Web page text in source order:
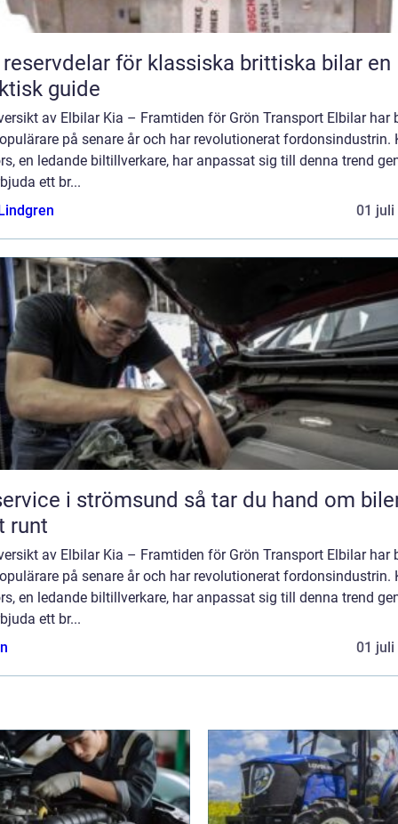
för klassiska brittiska bilar en
guide
av Elbilar Kia – Framtiden för Grön Transport Elbilar har
på senare år och har revolutionerat fordonsindustrin.
en ledande biltillverkare, har anpassat sig till denna trend
ett br...
01 juli
i strömsund så tar du hand om bilen
runt
av Elbilar Kia – Framtiden för Grön Transport Elbilar har
på senare år och har revolutionerat fordonsindustrin.
en ledande biltillverkare, har anpassat sig till denna trend
ett br...
01 juli